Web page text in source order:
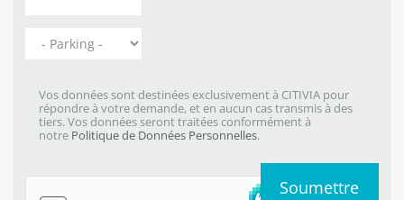
Vos données sont destinées exclusivement à CITIVIA pour
répondre à votre demande, et en aucun cas transmis à des
tiers. Vos données seront traitées conformément à
notre Politique de Données Personnelles.